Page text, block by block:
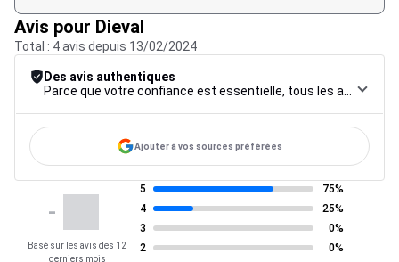
Avis pour Dieval
Total : 4 avis depuis 13/02/2024
Des avis authentiques
Ajouter à vos sources préférées
-
Basé sur les avis des 12
derniers mois
5
75%
4
25%
3
0%
2
0%